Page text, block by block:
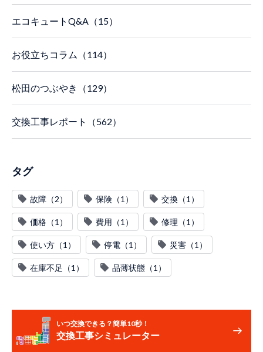
エコキュートQ&A（15）
お役立ちコラム（114）
松田のつぶやき（129）
交換工事レポート（562）
タグ
故障（2） 保険（1） 交換（1）
価格（1） 費用（1） 修理（1）
使い方（1） 停電（1） 災害（1）
在庫不足（1） 品薄状態（1）
いつ交換できる？簡単10秒！
交換工事シミュレーター